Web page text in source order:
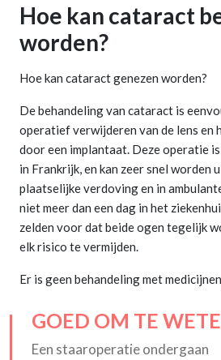
Hoe kan cataract
worden?
Hoe kan cataract genezen worden?
De behandeling van cataract is
operatief verwijderen van de lens en
door een implantaat. Deze operatie
in Frankrijk, en kan zeer snel worden
plaatselijke verdoving en in
niet meer dan een dag in het
zelden voor dat beide ogen tegelijk
elk risico te vermijden.
Er is geen behandeling met
GOED OM TE
Een staaroperatie ondergaan